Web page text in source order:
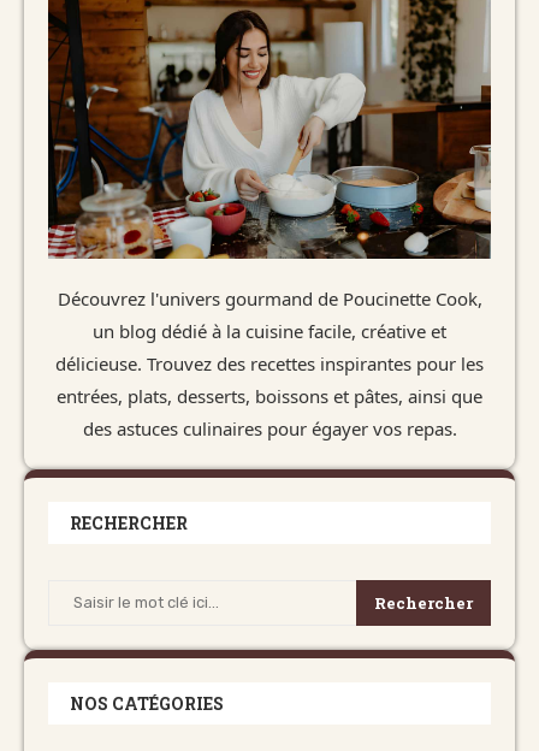
Découvrez l'univers gourmand de Poucinette Cook,
un blog dédié à la cuisine facile, créative et
délicieuse. Trouvez des recettes inspirantes pour les
entrées, plats, desserts, boissons et pâtes, ainsi que
des astuces culinaires pour égayer vos repas.
RECHERCHER
Rechercher
NOS CATÉGORIES